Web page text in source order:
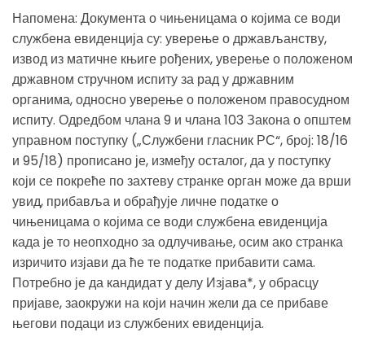
Напомена: Документа о чињеницама о којима се води
службена евиденција су: уверење о држављанству,
извод из матичне књиге рођених, уверење о положеном
државном стручном испиту за рад у државним
органима, односно уверење о положеном правосудном
испиту. Одредбом члана 9 и члана 103 Закона о општем
управном поступку („Службени гласник РС“, број: 18/16
и 95/18) прописано је, између осталог, да у поступку
који се покреће по захтеву странке орган може да врши
увид, прибавља и обрађује личне податке о
чињеницама о којима се води службена евиденција
када је то неопходно за одлучивање, осим ако странка
изричито изјави да ће те податке прибавити сама.
Потребно је да кандидат у делу Изјава*, у обрасцу
пријаве, заокружи на који начин жели да се прибаве
његови подаци из службених евиденција.